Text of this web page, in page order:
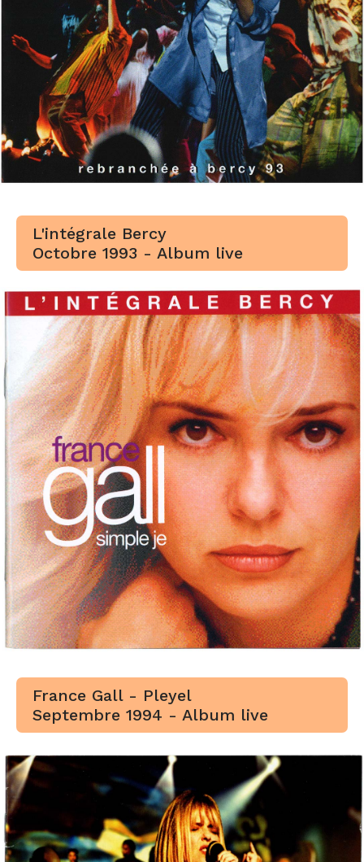
L'intégrale Bercy
Octobre 1993 - Album live
France Gall - Pleyel
Septembre 1994 - Album live